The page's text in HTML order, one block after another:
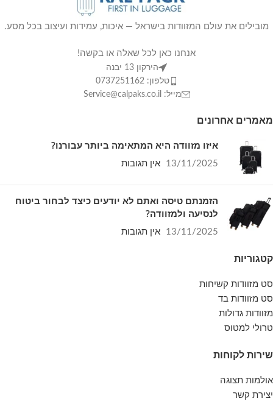
מובילים את עולם המזוודות בישראל — איכות, עמידות ועיצוב בכל מסע.
אנחנו כאן לכל שאלה או בקשה!
הירקון 13 יבנה
טלפון: 0737251162
מייל: Service@calpaks.co.il
מאמרים אחרונים
איזו מזוודה היא המתאימה ביותר עבורנו?
13/11/2025 אין תגובות
הזמנתם טיסה ואתם לא יודעים כיצד לבחור ביטוח
לנסיעה ולמזוודה?
13/11/2025 אין תגובות
קטגוריות
סט מזוודות קשיחות
סט מזוודות בד
מזוודות גדולות
טרולי למטוס
שירות לקוחות
אולמות תצוגה
יצירת קשר